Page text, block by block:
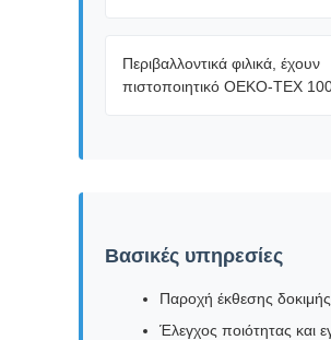
Περιβαλλοντικά φιλικά, έχουν
πιστοποιητικό OEKO-TEX
Βασικές υπηρεσίες
Παροχή έκθεσης δοκιμής
Έλεγχος ποιότητας και